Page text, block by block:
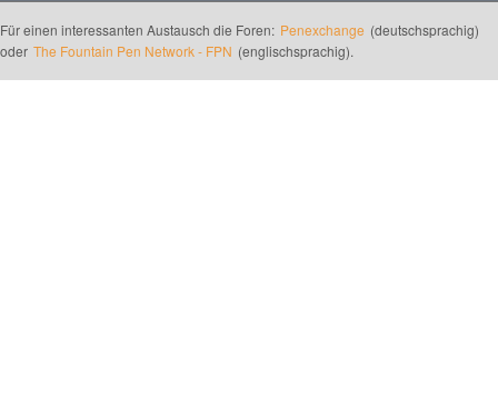
Für einen interessanten Austausch die Foren: Penexchange (deutschsprachig)
oder The Fountain Pen Network - FPN (englischsprachig).